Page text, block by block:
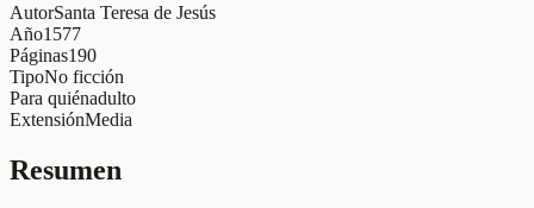
AutorSanta Teresa de Jesús
Año1577
Páginas190
TipoNo ficción
Para quiénadulto
ExtensiónMedia
Resumen